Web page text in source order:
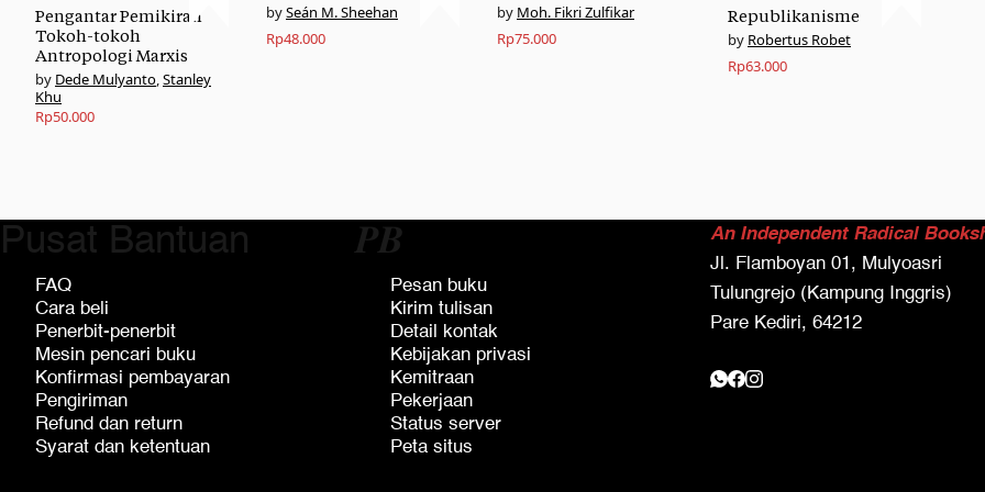
Pengantar Pemikiran
Tokoh-tokoh
Antropologi Marxis
Dede Mulyanto,Stanley
Khu
Rp50.000
Seán M. Sheehan
Rp48.000
Moh. Fikri Zulfikar
Rp75.000
Republikanisme
Robertus Robet
Rp63.000
Pusat Bantuan
FAQ
Cara beli
Penerbit-penerbit
Mesin pencari buku
Konfirmasi pembayaran
Pengiriman
Refund dan return
Syarat dan ketentuan
𝑷𝑩
Pesan buku
Kirim tulisan
Detail kontak
Kebijakan privasi
Kemitraan
Pekerjaan
Status server
Peta situs
An Independent Radical
Jl. Flamboyan 01, Mulyoasri
Tulungrejo (Kampung Inggris)
Pare Kediri, 64212